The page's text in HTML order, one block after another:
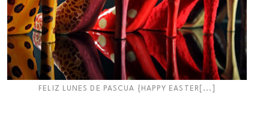
FELIZ LUNES DE PASCUA {HAPPY EASTER[...]